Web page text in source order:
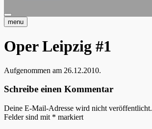
menu
Oper Leipzig #1
Aufgenommen am 26.12.2010.
Schreibe einen Kommentar
Deine E-Mail-Adresse wird nicht veröffentlicht.
Felder sind mit * markiert